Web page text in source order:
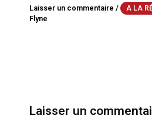
Laisser un commentaire / A LA
Flyne
Laisser un